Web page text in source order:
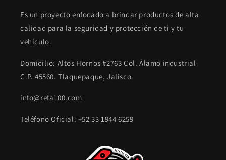
Es un proyecto enfocado a brindar productos de alta
calidad para la seguridad y protección de ti y tu
vehículo.
Domicilio: Altos Hornos #2763 Col. Álamo industrial
C.P. 45560. Tlaquepaque, Jalisco.
info@refa100.com
Teléfono Oficial: +52 33 1944 6259